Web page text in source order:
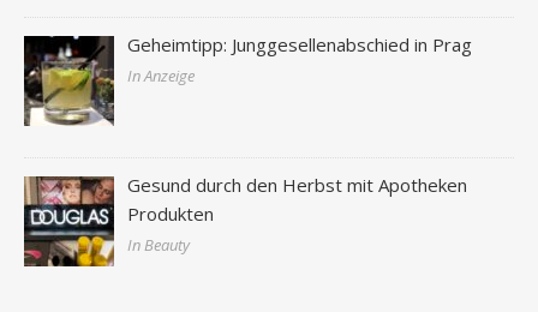
Geheimtipp: Junggesellenabschied in Prag
In Anzeige
Gesund durch den Herbst mit Apotheken
Produkten
In Beauty